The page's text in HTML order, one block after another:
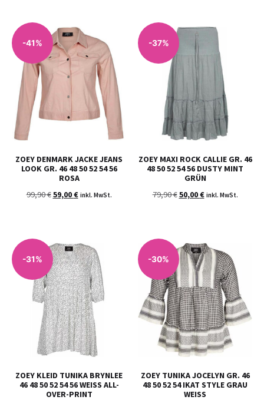
-41%
ZOEY DENMARK JACKE JEANS
LOOK GR. 46 48 50 52 54 56
ROSA
99,90€59,00€ inkl. MwSt.
-37%
ZOEY MAXI ROCK CALLIE GR. 46
48 50 52 54 56 DUSTY MINT
GRÜN
79,90€50,00€ inkl. MwSt.
-31%
ZOEY KLEID TUNIKA BRYNLEE
46 48 50 52 54 56 WEISS ALL-
OVER-PRINT
-30%
ZOEY TUNIKA JOCELYN GR. 46
48 50 52 54 IKAT STYLE GRAU
WEISS